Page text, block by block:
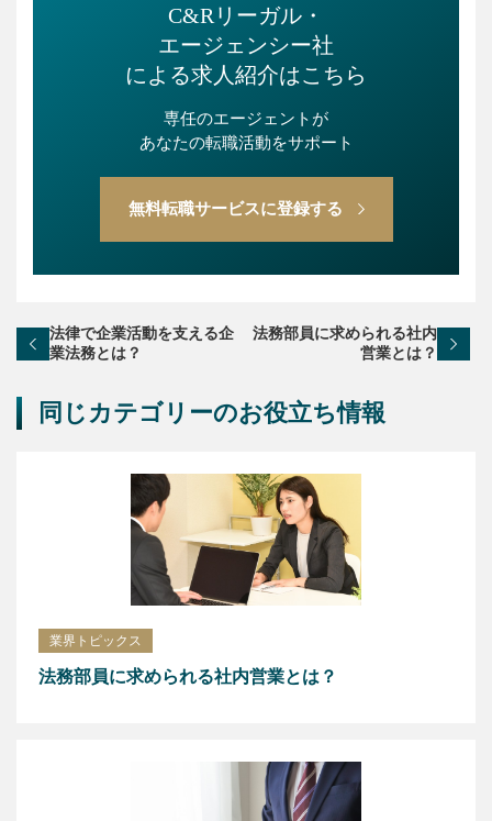
C&Rリーガル・
エージェンシー社
による求人紹介はこちら
専任のエージェントが
あなたの転職活動をサポート
無料転職サービスに登録する
法律で企業活動を支える企
業法務とは？
法務部員に求められる社内
営業とは？
同じカテゴリーのお役立ち情報
業界トピックス
法務部員に求められる社内営業とは？